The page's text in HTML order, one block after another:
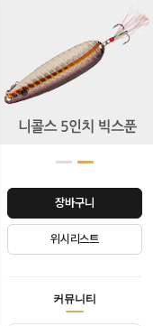
장바구니
위시리스트
커뮤니티